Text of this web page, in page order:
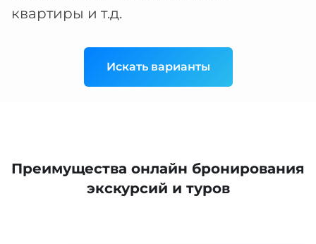
квартиры и т.д.
Искать варианты
Преимущества онлайн бронирования
экскурсий и туров